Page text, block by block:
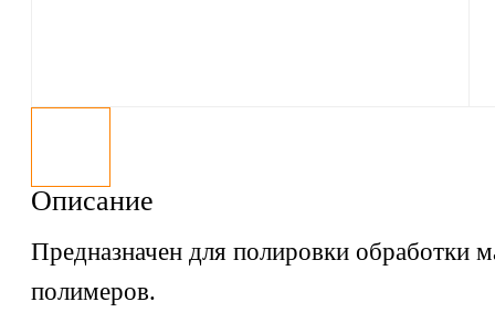
Описание
Предназначен для полировки обработки
полимеров.